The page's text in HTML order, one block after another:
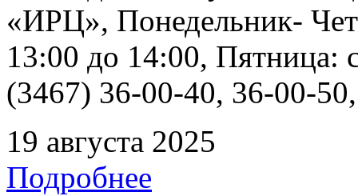
«ИРЦ», Понедельник-
13:00 до 14:00, Пятница:
(3467) 36-00-40, 36-00-
19 августа 2025
Подробнее